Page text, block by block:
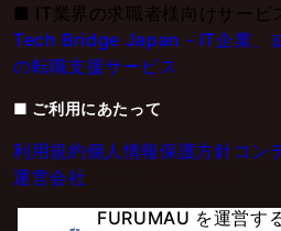
■ IT業界の求職者様向けサービ
Tech Bridge Japan - IT企業、
の転職支援サービス
■ ご利用にあたって
利用規約個人情報保護方針コン
運営会社
FURUMAU を運営す